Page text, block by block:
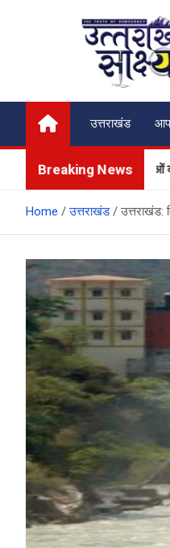
My News Portal
उत्तराखंड
Breaking News
और सख्त, श्रद्धालुओं की सुरक्षित
Home उत्तराखंड उत्तराखंड: